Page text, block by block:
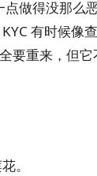
点做得没那么
有时候像
要重来，但
。